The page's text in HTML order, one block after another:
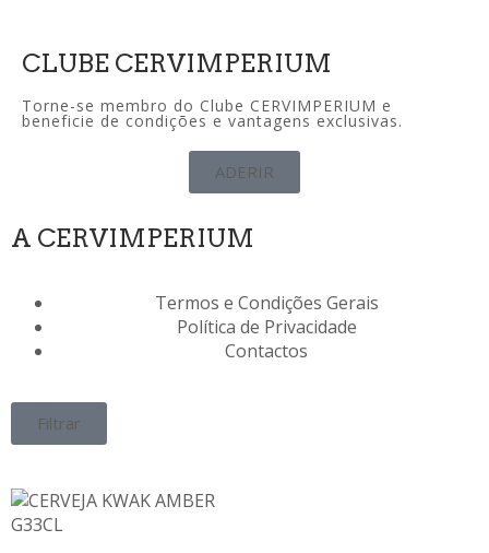
CLUBE CERVIMPERIUM
Torne-se membro do Clube CERVIMPERIUM e
beneficie de condições e vantagens exclusivas.
ADERIR
A CERVIMPERIUM
Termos e Condições Gerais
Política de Privacidade
Contactos
Filtrar